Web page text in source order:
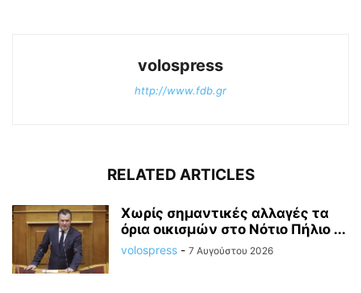
volospress
http://www.fdb.gr
RELATED ARTICLES
Χωρίς σημαντικές αλλαγές τα
όρια οικισμών στο Νότιο Πήλιο ...
volospress - 7 Αυγούστου 2026